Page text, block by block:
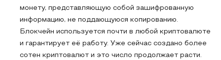
монету, представляющую собой зашифрованную
информацию, не поддающуюся копированию.
Блокчейн используется почти в любой криптовалюте
и гарантирует её работу. Уже сейчас создано более
сотен криптовалют и это число продолжает расти.